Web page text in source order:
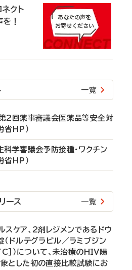
ネクト
！
一覧
2回薬事審議会医薬品等安全対
省HP）
学審議会予防接種・ワクチン
省HP）
ース 一覧
スケア、2剤レジメンであるドウ
（ドルテグラビル／ラミブジン
］）について、未治療のHIV陽
とした初の直接比較試験にお